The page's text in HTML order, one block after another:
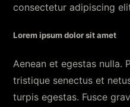
consectetur adipiscing
Lorem ipsum dolor sit amet
Aenean et egestas nulla.
tristique senectus et
turpis egestas. Fusce